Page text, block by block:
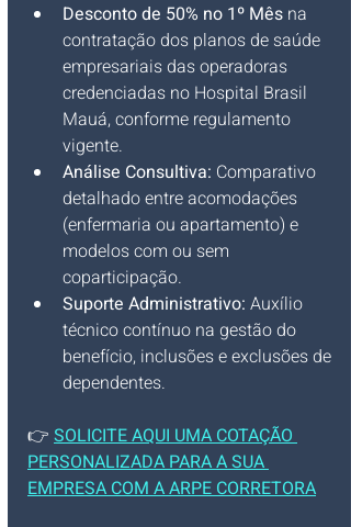
Desconto de 50% no 1º Mês na
contratação dos planos de saúde
empresariais das operadoras
credenciadas no Hospital Brasil
Mauá, conforme regulamento
vigente.
Análise Consultiva: Comparativo
detalhado entre acomodações
(enfermaria ou apartamento) e
modelos com ou sem
coparticipação.
Suporte Administrativo: Auxílio
técnico contínuo na gestão do
benefício, inclusões e exclusões de
dependentes.
👉 SOLICITE AQUI UMA COTAÇÃO
PERSONALIZADA PARA A SUA
EMPRESA COM A ARPE CORRETORA